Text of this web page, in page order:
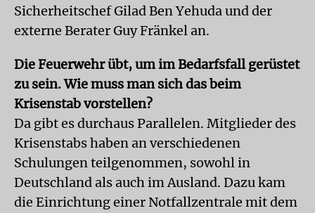
Sicherheitschef Gilad Ben Yehuda und der
externe Berater Guy Fränkel an.
Die Feuerwehr übt, um im Bedarfsfall gerüstet
zu sein. Wie muss man sich das beim
Krisenstab vorstellen?
Da gibt es durchaus Parallelen. Mitglieder des
Krisenstabs haben an verschiedenen
Schulungen teilgenommen, sowohl in
Deutschland als auch im Ausland. Dazu kam
die Einrichtung einer Notfallzentrale mit dem